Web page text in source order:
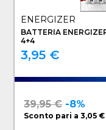
ENERGIZER
BATTERIA
4+4
3,95 €
39,95 € -8%
Sconto pari a 3,05 €